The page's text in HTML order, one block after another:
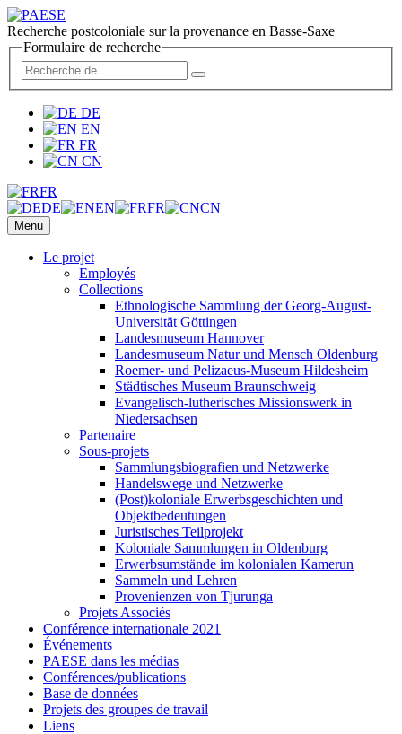
Recherche postcoloniale sur la provenance en Basse-Saxe
Formulaire de recherche
DE
EN
FR
CN
FR
DE
EN FR CN
Menu
Le projet
Employés
Collections
Ethnologische Sammlung der Georg-August-
Universität Göttingen
Landesmuseum Hannover
Landesmuseum Natur und Mensch Oldenburg
Roemer- und Pelizaeus-Museum Hildesheim
Städtisches Museum Braunschweig
Evangelisch-lutherisches Missionswerk in
Niedersachsen
Partenaire
Sous-projets
Sammlungsbiografien und Netzwerke
Handelswege und Netzwerke
(Post)koloniale Erwerbsgeschichten und
Objektbedeutungen
Juristisches Teilprojekt
Koloniale Sammlungen in Oldenburg
Erwerbsumstände im kolonialen Kamerun
Sammeln und Lehren
Provenienzen von Tjurunga
Projets Associés
Conférence internationale 2021
Événements
PAESE dans les médias
Conférences/publications
Base de données
Projets des groupes de travail
Liens